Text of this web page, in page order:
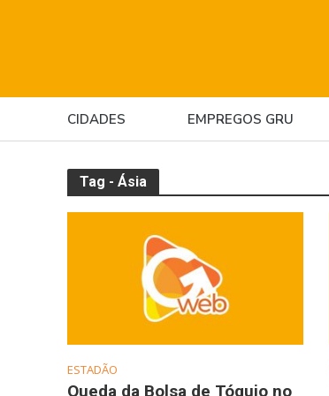
CIDADES EMPREGOS GRU
Tag - Ásia
ESTADÃO
Queda da Bolsa de Tóquio no